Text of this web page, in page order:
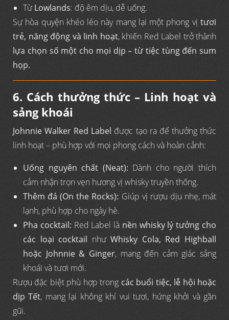
TừLowlands: độ êm dịu, dễ uống.
Sự hòa quyện khéo léo này mang lại một phong vị tươi
trẻ, năng động và linh hoạt, khiến Red Label trở thành
lựa chọn số một cho mọi dịp – từ tiệc tùng đến sum
họp.
6. Cách thưởng thức – Linh hoạt và
sảng khoái
Johnnie Walker Red Label được tạo ra để thưởng thức
linh hoạt – phù hợp với mọi phong cách và hoàn cảnh:
Uống nguyên chất (Neat): Dành cho người thích
cảm nhận trọn vẹn hương vị whisky truyền thống.
Thêm đá (On the Rocks): Giúp vị rượu dịu nhẹ, mát
lạnh, phù hợp cho ngày hè.
Pha cocktail: Red Label là nền whisky lý tưởng cho
các loại cocktail nhưWhisky Cola, Red Highball
hoặc Johnnie & Ginger, mang đến cảm giác sảng
khoái và tươi mới.
Rượu đặc biệt phù hợp trong các buổi tiệc, lễ hội hoặc
dịp Tết, mang lại không khí vui tươi, hứng khởi và gần
gũi.